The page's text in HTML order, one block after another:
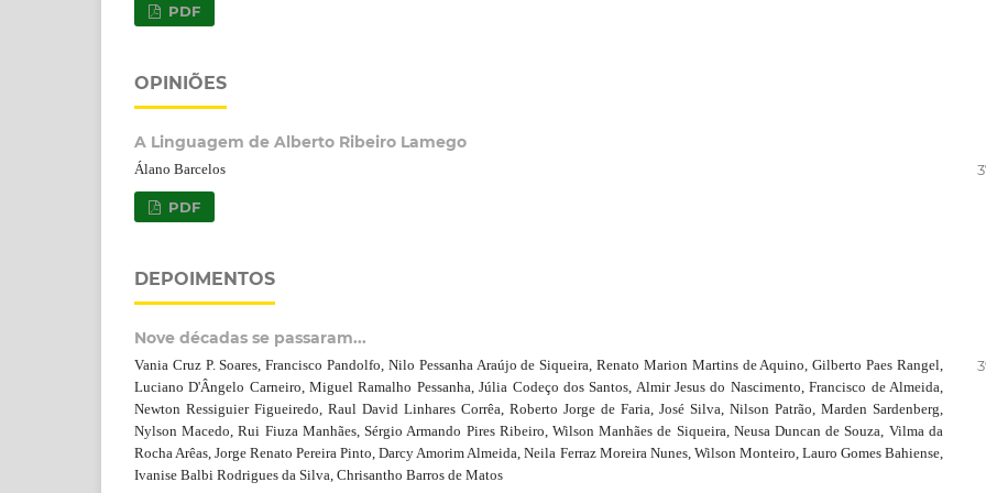
PDF
OPINIÕES
A Linguagem de Alberto Ribeiro Lamego
Álano Barcelos
PDF
DEPOIMENTOS
Nove décadas se passaram...
Vania Cruz P. Soares, Francisco Pandolfo, Nilo Pessanha Araújo de Siqueira, Renato Marion Martins de Aquino, Gilberto Paes Rangel,
Luciano D'Ângelo Carneiro, Miguel Ramalho Pessanha, Júlia Codeço dos Santos, Almir Jesus do Nascimento, Francisco de Almeida,
Newton Ressiguier Figueiredo, Raul David Linhares Corrêa, Roberto Jorge de Faria, José Silva, Nilson Patrão, Marden Sardenberg,
Nylson Macedo, Rui Fiuza Manhães, Sérgio Armando Pires Ribeiro, Wilson Manhães de Siqueira, Neusa Duncan de Souza, Vilma da
Rocha Arêas, Jorge Renato Pereira Pinto, Darcy Amorim Almeida, Neila Ferraz Moreira Nunes, Wilson Monteiro, Lauro Gomes Bahiense,
Ivanise Balbi Rodrigues da Silva, Chrisantho Barros de Matos